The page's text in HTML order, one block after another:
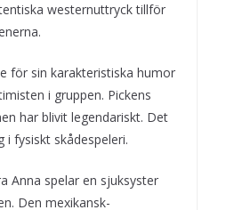
westernuttryck tillför
för sin karakteristiska humor
i gruppen. Pickens
har blivit legendariskt. Det
i fysiskt skådespeleri.
Anna spelar en sjuksyster
Den mexikansk-